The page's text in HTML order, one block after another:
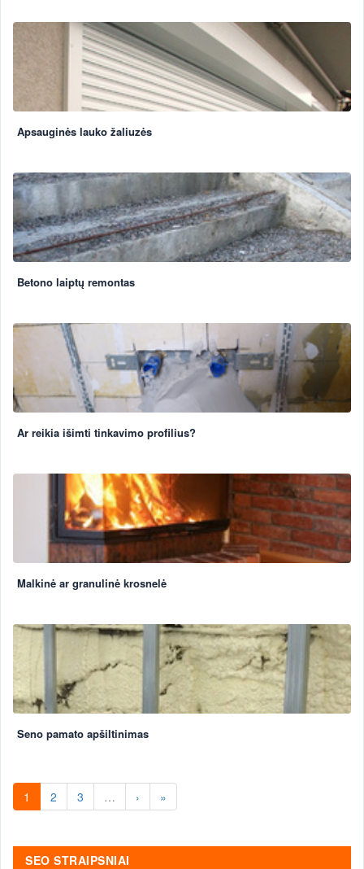
Apsauginės lauko žaliuzės
Betono laiptų remontas
Ar reikia išimti tinkavimo profilius?
Malkinė ar granulinė krosnelė
Seno pamato apšiltinimas
1 2 3 … › »
SEO STRAIPSNIAI